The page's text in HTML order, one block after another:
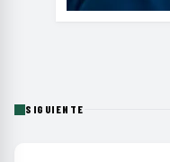
SIGUIENTE